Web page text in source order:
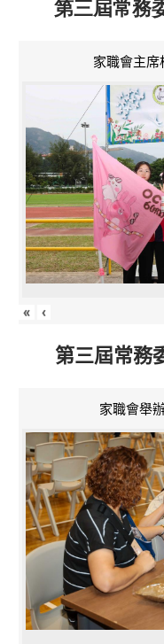
第三屆常
家職會主席
« ‹
第三屆常
家職會舉